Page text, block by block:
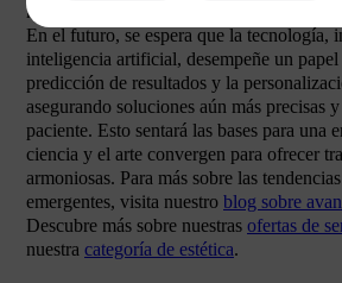
resultados que antes eran impensables sin
En el futuro, se espera que la tecnología,
inteligencia artificial, desempeñe un papel
predicción de resultados y la
asegurando soluciones aún más precisas
paciente. Esto sentará las bases para una
ciencia y el arte convergen para ofrecer
armoniosas. Para más sobre las
emergentes, visita nuestro blog sobre
Descubre más sobre nuestras ofertas de
nuestra categoría de estética.